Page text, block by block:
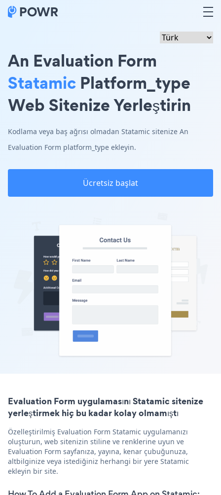
An Evaluation Form
Statamic Platform_type
Web Sitenize Yerleştirin
Kodlama veya baş ağrısı olmadan Statamic sitenize An
Evaluation Form platform_type ekleyin.
Ücretsiz başlat
Evaluation Form uygulamasını Statamic sitenize
yerleştirmek hiç bu kadar kolay olmamıştı
Özelleştirilmiş Evaluation Form Statamic uygulamanızı
oluşturun, web sitenizin stiline ve renklerine uyun ve
Evaluation Form sayfanıza, yayına, kenar çubuğunuza,
altbilginize veya istediğiniz herhangi bir yere Statamic
ekleyin bir site.